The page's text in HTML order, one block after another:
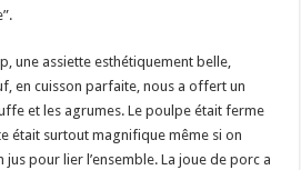
une assiette esthétiquement belle,
en cuisson parfaite, nous a offert un
et les agrumes. Le poulpe était ferme
était surtout magnifique même si on
jus pour lier l’ensemble. La joue de porc a